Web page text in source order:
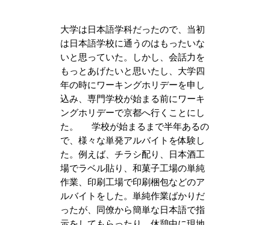
大学は日本語学科だったので、当初
は日本語学校に通うのはもったいな
いと思っていた。しかし、会話力を
もっとあげたいと思いたし、大学四
年の時にワーキングホリデーを申し
込み、専門学校が始まる前にワーキ
ングホリデーで京都へ行くことにし
た。 学校が始まるまで半年あるの
で、様々な単発アルバイトを体験し
た。例えば、チラシ配り、日本酒工
場でラベル貼り、和菓子工場の単純
作業、印刷工場で印刷梱包などのア
ルバイトをした。単純作業ばかりだ
ったが、同僚から簡単な日本語で指